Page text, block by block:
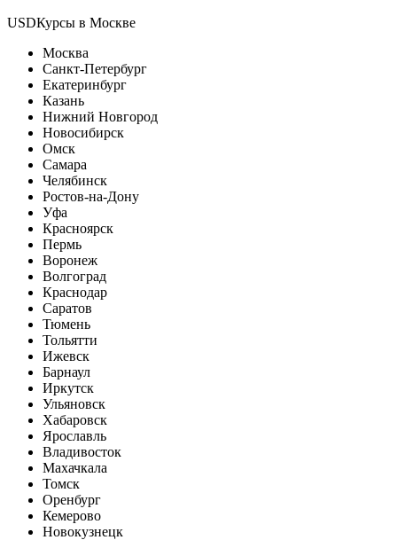
USDКурсы в Москве
Москва
Санкт-Петербург
Екатеринбург
Казань
Нижний Новгород
Новосибирск
Омск
Самара
Челябинск
Ростов-на-Дону
Уфа
Красноярск
Пермь
Воронеж
Волгоград
Краснодар
Саратов
Тюмень
Тольятти
Ижевск
Барнаул
Иркутск
Ульяновск
Хабаровск
Ярославль
Владивосток
Махачкала
Томск
Оренбург
Кемерово
Новокузнецк